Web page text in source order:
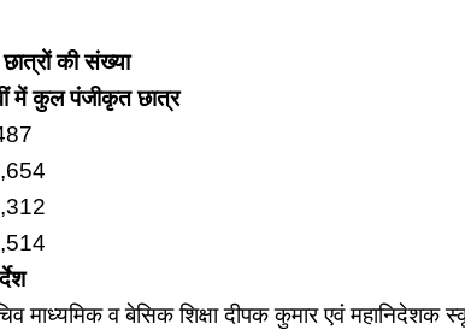
की संख्या
में कुल पंजीकृत छात्र
माध्यमिक व बेसिक शिक्षा दीपक कुमार एवं महानिदेशक